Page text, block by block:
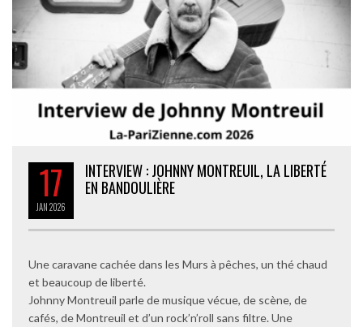
17
JAN2026
INTERVIEW : JOHNNY MONTREUIL, LA LIBERTÉ
EN BANDOULIÈRE
Une caravane cachée dans les Murs à pêches, un thé chaud
et beaucoup de liberté.
Johnny Montreuil parle de musique vécue, de scène, de
cafés, de Montreuil et d’un rock’n’roll sans filtre. Une